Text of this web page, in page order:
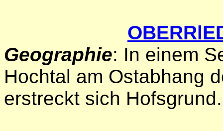
Geographie: In einem
Hochtal am Ostabhang
erstreckt sich Hofsgrund.